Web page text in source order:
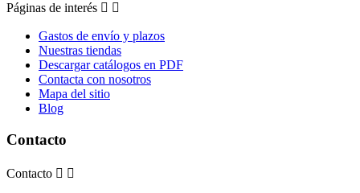
Páginas de interés  
Gastos de envío y plazos
Nuestras tiendas
Descargar catálogos en PDF
Contacta con nosotros
Mapa del sitio
Blog
Contacto
Contacto  